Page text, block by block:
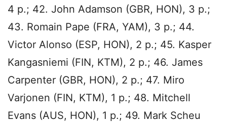
4 p.; 42. John Adamson (GBR, HON), 3 p.;
43. Romain Pape (FRA, YAM), 3 p.; 44.
Victor Alonso (ESP, HON), 2 p.; 45. Kasper
Kangasniemi (FIN, KTM), 2 p.; 46. James
Carpenter (GBR, HON), 2 p.; 47. Miro
Varjonen (FIN, KTM), 1 p.; 48. Mitchell
Evans (AUS, HON), 1 p.; 49. Mark Scheu